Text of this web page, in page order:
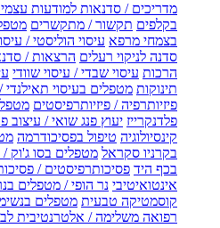
מדריכים / סדנאות למודעות
בקלפים תקשור / מתקשרים
בצמחי מרפא עיסוי הוליסטי /
סדנה לניקוי רעלים הרצאות /
הרכות עיסוי שבדי / עיסוי שוודי
תינוקות מטפלים בעיסוי תאילנדי
פיזיותרפיה / פיזיותרפיסטים
פלדנקרייז יעוץ פנג שואי / עיצוב
קינסיולוגיה טיפול בפסיכודרמה
בקרניו סקראל מטפלים בסו ג'וק /
בכף היד פסיכותרפיסטים /
אינטואיטיבי נר הופי / מטפלים
קוסמטיקה טבעית מטפלים
רפואה משלימה / אלטרנטיבית